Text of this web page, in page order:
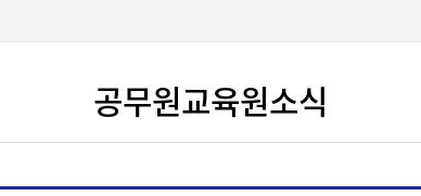
공무원교육원소식